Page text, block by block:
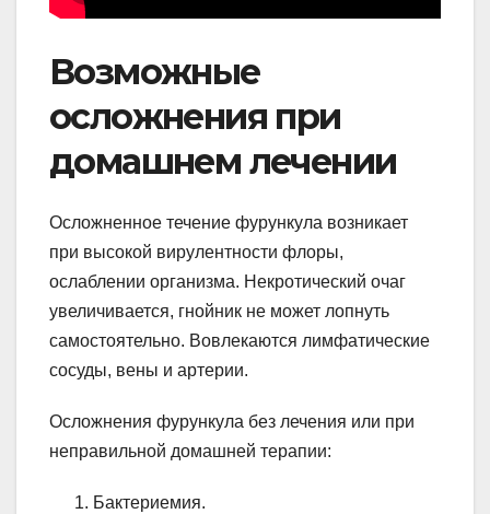
Возможные
осложнения при
домашнем лечении
Осложненное течение фурункула возникает
при высокой вирулентности флоры,
ослаблении организма. Некротический очаг
увеличивается, гнойник не может лопнуть
самостоятельно. Вовлекаются лимфатические
сосуды, вены и артерии.
Осложнения фурункула без лечения или при
неправильной домашней терапии:
Бактериемия.